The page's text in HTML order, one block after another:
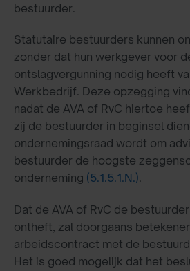
bestuurder.
Statutaire bestuurders kunnen
zonder dat hun werkgever voor
ontslagvergunning nodig heeft
Werkbedrijf. Deze opzegging
nadat de AVA of RvC hiertoe
zij de bestuurder in beginsel
ondernemingsraad wordt om
bestuurder de hoogste
onderneming (5.1.5.1.N.).
Dat de AVA of RvC de
ontheft, zal doorgaans
arbeidscontract met de
Het is goed mogelijk dat het